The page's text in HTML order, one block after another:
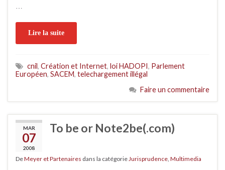
Lire la suite
cnil, Création et Internet, loi HADOPI, Parlement
Européen, SACEM, telechargement illégal
Faire un commentaire
MAR
07
2008
To be or Note2be(.com)
DeMeyer et Partenaires dans la catégorie Jurisprudence Multimedia